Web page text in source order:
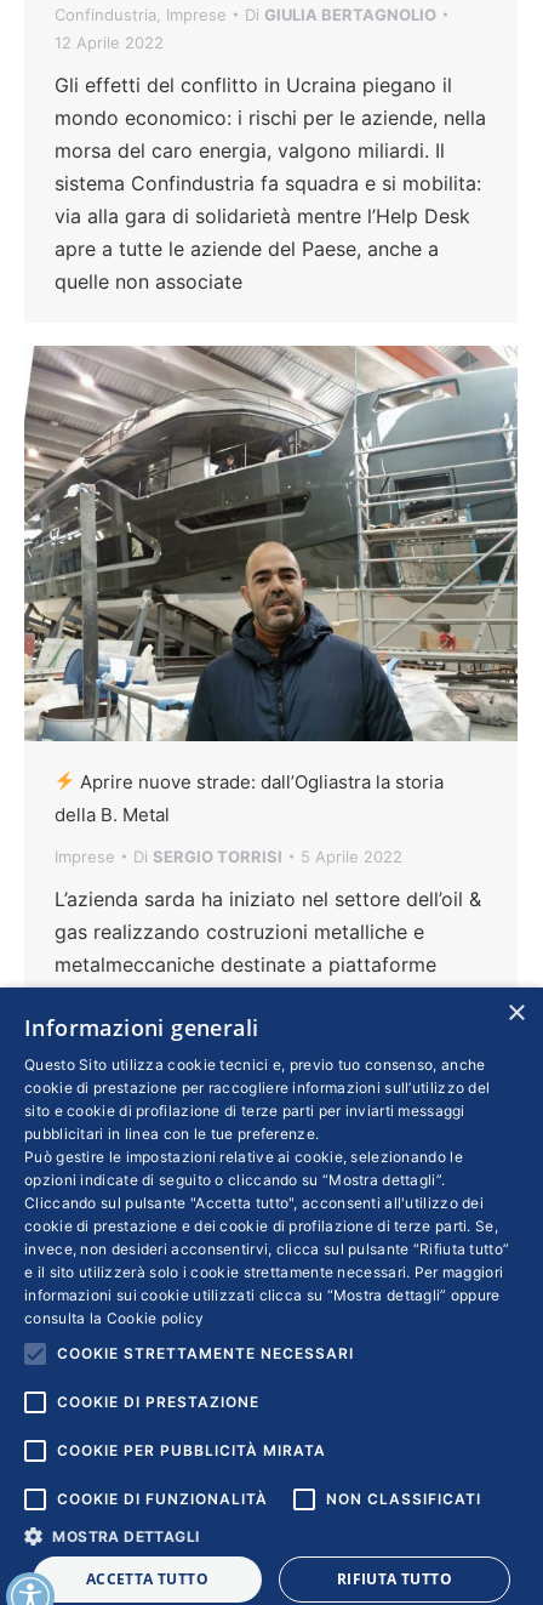
Confindustria Imprese Di GIULIA BERTAGNOLIO
12 Aprile 2022
Gli effetti del conflitto in Ucraina piegano il
mondo economico: i rischi per le aziende, nella
morsa del caro energia, valgono miliardi. Il
sistema Confindustria fa squadra e si mobilita:
via alla gara di solidarietà mentre l’Help Desk
apre a tutte le aziende del Paese, anche a
quelle non associate
Aprire nuove strade: dall’Ogliastra la storia
della B. Metal
Imprese Di SERGIO TORRISI 5 Aprile 2022
L’azienda sarda ha iniziato nel settore dell’oil &
gas realizzando costruzioni metalliche e
metalmeccaniche destinate a piattaforme
virato verso la carpenteria navale, scelta che
ha consentito di mantenere tutto il personale.
Oggi l’amministratore unico Luciano Balloi
affronta il caro energia e materie prime, con
prezzi che aumentano a commesse già
definite. Un esempio è il ferro: “Se lo rifiutiamo
non ce lo rimandano più”
← 1 … 40 41 42
78
Copyright © 2018 | Confindustria Servizi S.p.a. Partita iva
01007261009
×
Informazioni generali
Questo Sito utilizza cookie tecnici e, previo tuo consenso, anche
cookie di prestazione per raccogliere informazioni sull’utilizzo del
sito e cookie di profilazione di terze parti per inviarti messaggi
pubblicitari in linea con le tue preferenze.
Può gestire le impostazioni relative ai cookie, selezionando le
opzioni indicate di seguito o cliccando su “Mostra dettagli”.
Cliccando sul pulsante "Accetta tutto", acconsenti all'utilizzo dei
cookie di prestazione e dei cookie di profilazione di terze parti. Se,
invece, non desideri acconsentirvi, clicca sul pulsante “Rifiuta tutto”
e il sito utilizzerà solo i cookie strettamente necessari. Per maggiori
informazioni sui cookie utilizzati clicca su “Mostra dettagli” oppure
consulta la Cookie policy
COOKIE STRETTAMENTE NECESSARI
COOKIE DI PRESTAZIONE
COOKIE PER PUBBLICITÀ MIRATA
COOKIE DI FUNZIONALITÀ NON CLASSIFICATI
MOSTRA DETTAGLI
ACCETTA TUTTO RIFIUTA TUTTO